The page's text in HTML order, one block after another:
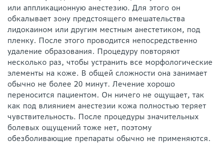
или аппликационную анестезию. Для этого он
обкалывает зону предстоящего вмешательства
лидокаином или другим местным анестетиком, под
пленку. После этого проводится непосредственно
удаление образования. Процедуру повторяют
несколько раз, чтобы устранить все морфологические
элементы на коже. В общей сложности она занимает
обычно не более 20 минут. Лечение хорошо
переносится пациентом. Он ничего не ощущает, так
как под влиянием анестезии кожа полностью теряет
чувствительность. После процедуры значительных
болевых ощущений тоже нет, поэтому
обезболивающие препараты обычно не применяются.